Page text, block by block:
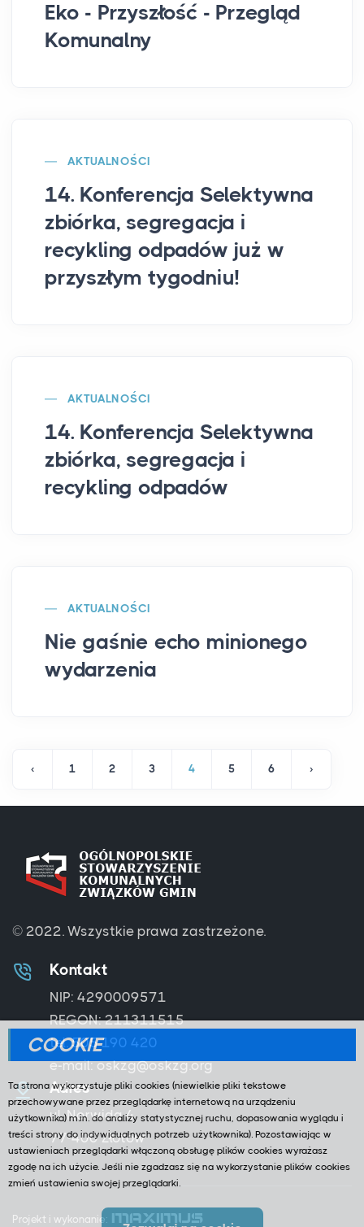
Eko - Przyszłość - Przegląd
Komunalny
AKTUALNOŚCI
14. Konferencja Selektywna
zbiórka, segregacja i
recykling odpadów już w
przyszłym tygodniu!
AKTUALNOŚCI
14. Konferencja Selektywna
zbiórka, segregacja i
recykling odpadów
AKTUALNOŚCI
Nie gaśnie echo minionego
wydarzenia
‹ 1 2 3 4 5 6 ›
© 2022. Wszystkie prawa zastrzeżone.
Kontakt
NIP: 4290009571
REGON: 211311515
tel. 505 190 420
e-mail: oskzg@oskzg.org
Adres
ul. Norwida 4
77-400 Złotów
Projekt i wykonanie: MAXIMUS
COOKIE
Ta strona wykorzystuje pliki cookies (niewielkie pliki tekstowe
przechowywane przez przeglądarkę internetową na urządzeniu
użytkownika) m.in. do analizy statystycznej ruchu, dopasowania wyglądu i
treści strony do indywidualnych potrzeb użytkownika). Pozostawiając w
ustawieniach przeglądarki włączoną obsługę plików cookies wyrażasz
zgodę na ich użycie. Jeśli nie zgadzasz się na wykorzystanie plików cookies
zmień ustawienia swojej przeglądarki.